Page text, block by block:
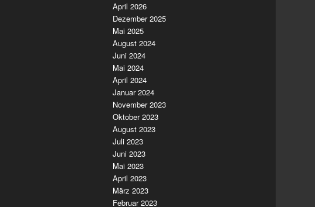
April 2026
Dezember 2025
Mai 2025
August 2024
Juni 2024
Mai 2024
April 2024
Januar 2024
November 2023
Oktober 2023
August 2023
Juli 2023
Juni 2023
Mai 2023
April 2023
März 2023
Februar 2023